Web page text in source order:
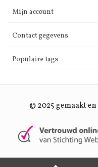
Mijn account
Contact gegevens
Populaire tags
© 2025 gemaakt